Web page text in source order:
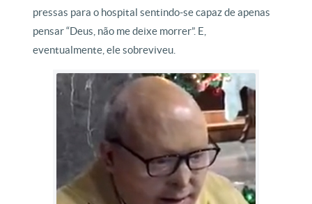
pressas para o hospital sentindo-se capaz de apenas
pensar “Deus, não me deixe morrer”. E,
eventualmente, ele sobreviveu.